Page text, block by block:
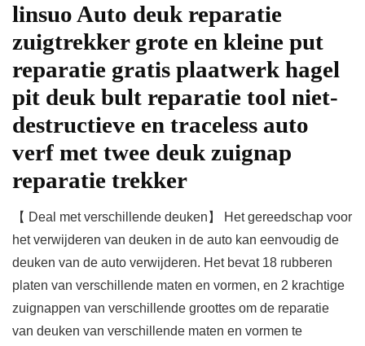
linsuo Auto deuk reparatie
zuigtrekker grote en kleine put
reparatie gratis plaatwerk hagel
pit deuk bult reparatie tool niet-
destructieve en traceless auto
verf met twee deuk zuignap
reparatie trekker
【 Deal met verschillende deuken】 Het gereedschap voor
het verwijderen van deuken in de auto kan eenvoudig de
deuken van de auto verwijderen. Het bevat 18 rubberen
platen van verschillende maten en vormen, en 2 krachtige
zuignappen van verschillende groottes om de reparatie
van deuken van verschillende maten en vormen te